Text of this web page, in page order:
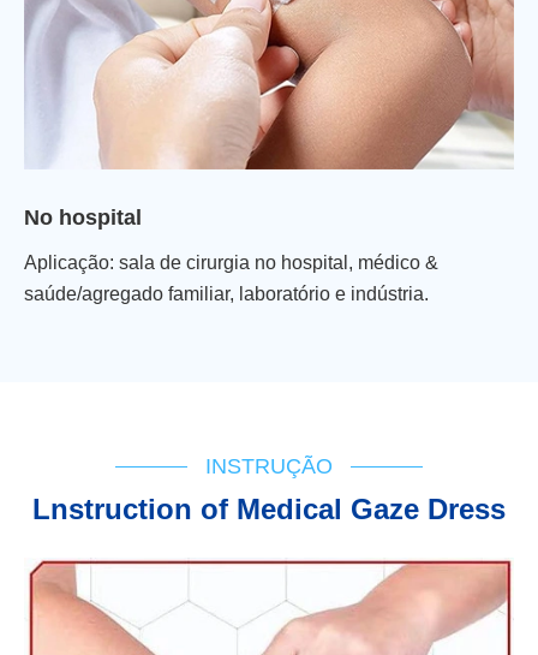
No hospital
Aplicação: sala de cirurgia no hospital, médico &
saúde/agregado familiar, laboratório e indústria.
INSTRUÇÃO
Lnstruction of Medical Gaze Dress